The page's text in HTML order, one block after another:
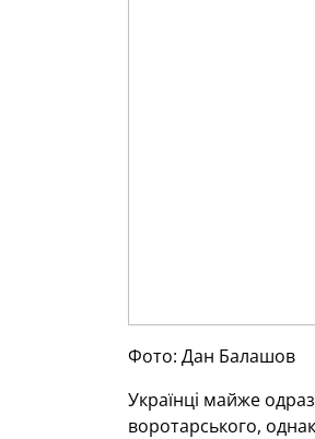
Фото: Дан Балашов
Українці майже
воротарського,